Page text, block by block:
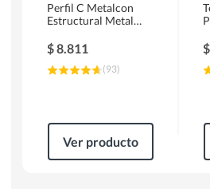
Perfil C Metalcon
Estructural Metal
$8.811
(93)
Ver producto
$